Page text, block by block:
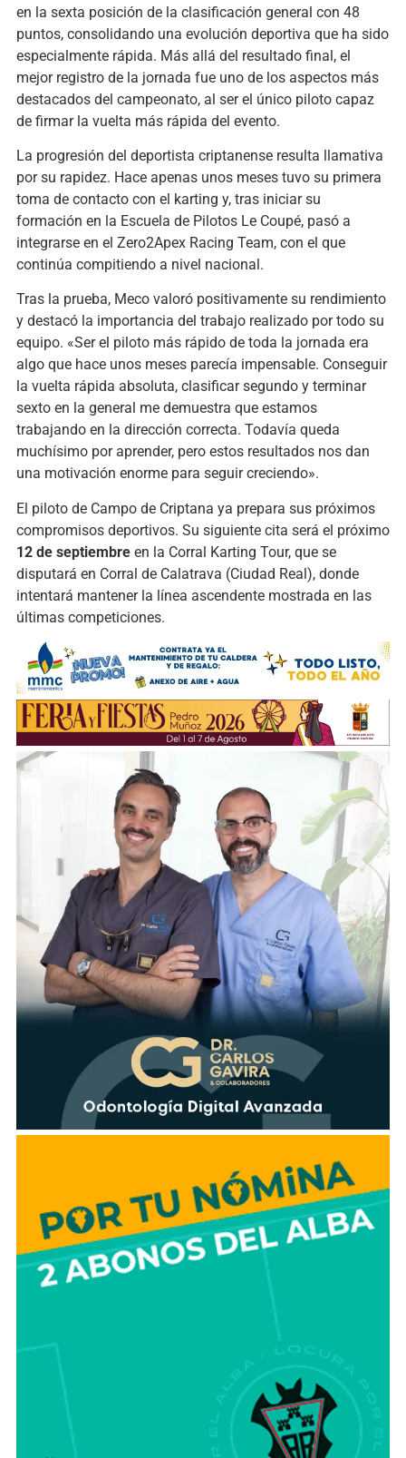
en la sexta posición de la clasificación general con 48
puntos, consolidando una evolución deportiva que ha sido
especialmente rápida. Más allá del resultado final, el
mejor registro de la jornada fue uno de los aspectos más
destacados del campeonato, al ser el único piloto capaz
de firmar la vuelta más rápida del evento.
La progresión del deportista criptanense resulta llamativa
por su rapidez. Hace apenas unos meses tuvo su primera
toma de contacto con el karting y, tras iniciar su
formación en la Escuela de Pilotos Le Coupé, pasó a
integrarse en el Zero2Apex Racing Team, con el que
continúa compitiendo a nivel nacional.
Tras la prueba, Meco valoró positivamente su rendimiento
y destacó la importancia del trabajo realizado por todo su
equipo. «Ser el piloto más rápido de toda la jornada era
algo que hace unos meses parecía impensable. Conseguir
la vuelta rápida absoluta, clasificar segundo y terminar
sexto en la general me demuestra que estamos
trabajando en la dirección correcta. Todavía queda
muchísimo por aprender, pero estos resultados nos dan
una motivación enorme para seguir creciendo».
El piloto de Campo de Criptana ya prepara sus próximos
compromisos deportivos. Su siguiente cita será el próximo
12 de septiembreen la Corral Karting Tour, que se
disputará en Corral de Calatrava (Ciudad Real), donde
intentará mantener la línea ascendente mostrada en las
últimas competiciones.